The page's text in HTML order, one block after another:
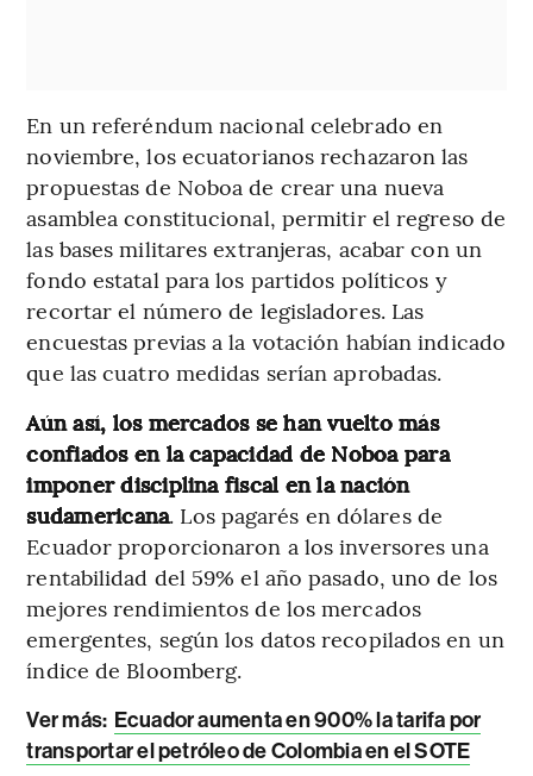
En un referéndum nacional celebrado en
noviembre, los ecuatorianos rechazaron las
propuestas de Noboa de crear una nueva
asamblea constitucional, permitir el regreso de
las bases militares extranjeras, acabar con un
fondo estatal para los partidos políticos y
recortar el número de legisladores. Las
encuestas previas a la votación habían indicado
que las cuatro medidas serían aprobadas.
Aún así, los mercados se han vuelto más
confiados en la capacidad de Noboa para
imponer disciplina fiscal en la nación
sudamericana. Los pagarés en dólares de
Ecuador proporcionaron a los inversores una
rentabilidad del 59% el año pasado, uno de los
mejores rendimientos de los mercados
emergentes, según los datos recopilados en un
índice de Bloomberg.
Ver más: Ecuador aumenta en 900% la tarifa por
transportar el petróleo de Colombia en el SOTE